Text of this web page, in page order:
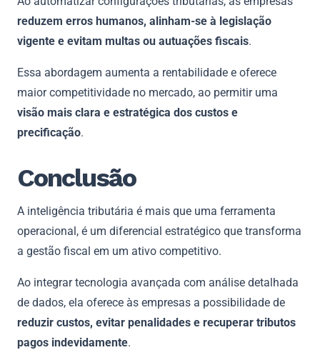
reduzem erros humanos, alinham-se à legislação
vigente e evitam multas ou autuações fiscais.
Essa abordagem aumenta a rentabilidade e oferece
maior competitividade no mercado, ao permitir uma
visão mais clara e estratégica dos custos e
precificação.
Conclusão
A inteligência tributária é mais que uma ferramenta
operacional, é um diferencial estratégico que transforma
a gestão fiscal em um ativo competitivo.
Ao integrar tecnologia avançada com análise detalhada
de dados, ela oferece às empresas a possibilidade de
reduzir custos, evitar penalidades e recuperar tributos
pagos indevidamente.